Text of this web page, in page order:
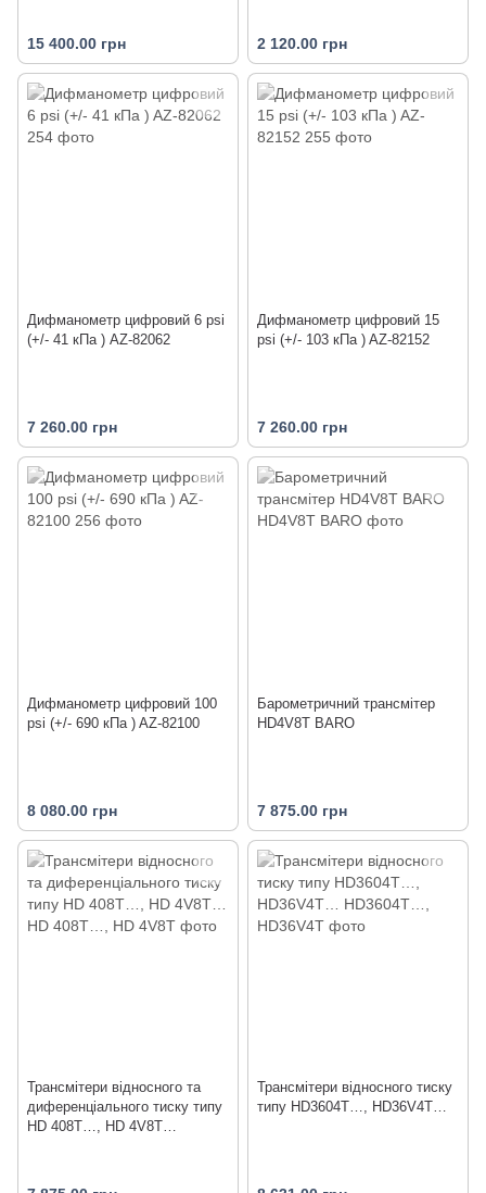
15 400.00 грн 2 120.00 грн
Дифманометр цифровий 6 psi
(+/- 41 кПа ) AZ-82062
7 260.00 грн
Дифманометр цифровий 15
psi (+/- 103 кПа ) AZ-82152
7 260.00 грн
Дифманометр цифровий 100
psi (+/- 690 кПа ) AZ-82100
8 080.00 грн
Барометричний трансмітер
HD4V8T BARO
7 875.00 грн
Трансмітери відносного та
диференціального тиску типу
HD 408T…, HD 4V8T…
Трансмітери відносного тиску
типу HD3604T…, HD36V4T…